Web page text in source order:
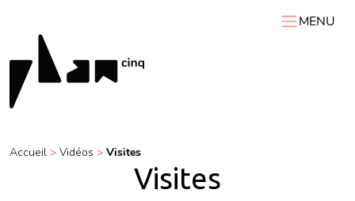
MENU
Expositions itinérantes
Carnets de chantier
VIDÉOS
Résidences
Accueil > Vidéos > Visites
Visites